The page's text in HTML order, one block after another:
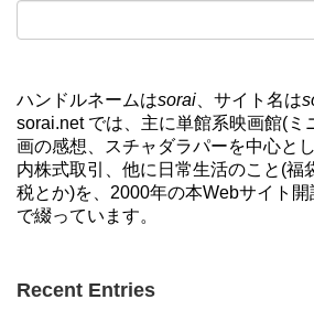
ハンドルネームはsorai 、サイト名は
sorai.net では、主に単館系映画館(ミ
画の感想、スチャダラパーを中心と
内株式取引、他に日常生活のこと(福
税とか)を、2000年の本Webサイト
で綴っています。
Recent Entries